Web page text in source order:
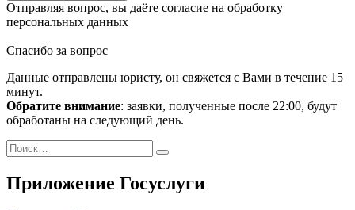
Отправляя вопрос, вы даёте согласие на обработку
персональных данных
Спасибо за вопрос
Данные отправлены юристу, он свяжется с Вами в течение 15
минут.
Обратите внимание: заявки, полученные после 22:00, будут
обработаны на следующий день.
Поиск
Найти
Приложение Госуслуги